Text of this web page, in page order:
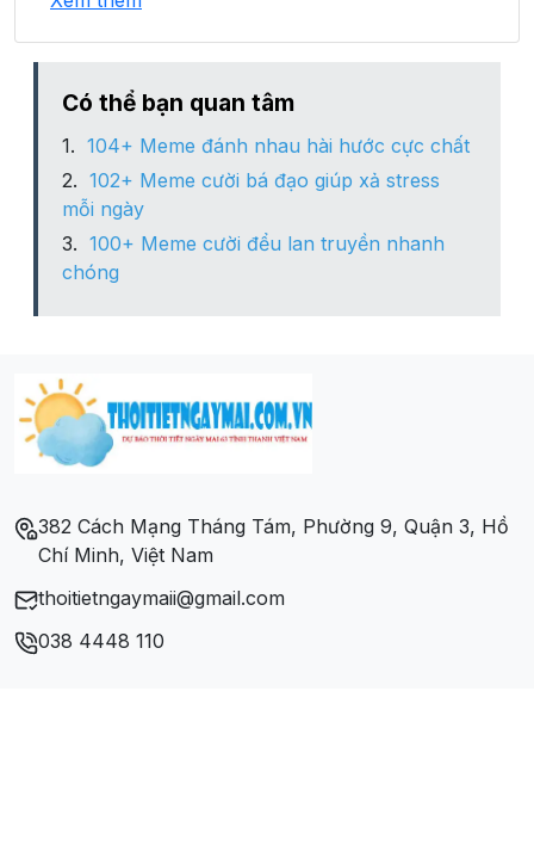
Xã Sập Vạt
Xã Tú Nang
Xã Viêng Lán
Có thể bạn quan tâm
104+ Meme đánh nhau hài hước cực chất
102+ Meme cười bá đạo giúp xả stress
mỗi ngày
100+ Meme cười đểu lan truyền nhanh
chóng
382 Cách Mạng Tháng Tám, Phường 9, Quận 3, Hồ
Chí Minh, Việt Nam
thoitietngaymaii@gmail.com
038 4448 110